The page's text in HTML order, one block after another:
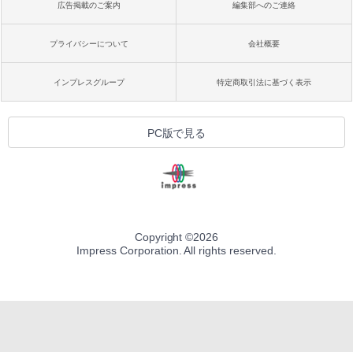
広告掲載のご案内 編集部へのご連絡
プライバシーについて 会社概要
インプレスグループ 特定商取引法に基づく表示
PC版で見る
Copyright ©2026
Impress Corporation. All rights reserved.